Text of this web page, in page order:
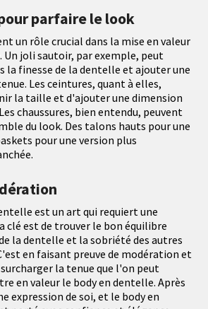
parfaire le look
un rôle crucial dans la mise en valeur
Un joli sautoir, par exemple, peut
la finesse de la dentelle et ajouter une
Les ceintures, quant à elles,
la taille et d'ajouter une dimension
chaussures, bien entendu, peuvent
du look. Des talons hauts pour une
pour une version plus
est un art qui requiert une
clé est de trouver le bon équilibre
la dentelle et la sobriété des autres
en faisant preuve de modération et
la tenue que l'on peut
en valeur le body en dentelle. Après
expression de soi, et le body en